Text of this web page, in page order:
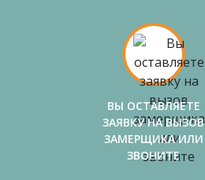
ВЫ ОСТАВЛЯЕТЕ
ЗАЯВКУ НА ВЫЗОВ
ЗАМЕРЩИКА ИЛИ
ЗВОНИТЕ